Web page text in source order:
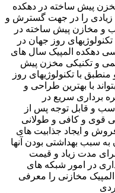
پیش ساخته در دهکده
را در جهت گسترش و
و مخازن پیش ساخته در
روز جهان در
دهکده المپیک سال های
و تکنیکی مخزن پیش
با تکنولوژیهای روز
با بهترین طراحی و
برداری سریع در
و قابل توجه پس از
قوی و کافی و طولانی
و ایجاد جذابیت های
سبب بهداشتی بودن آنها
مدت زیاد و قیمت
در امور شبکه های
مخازنی را معرفی